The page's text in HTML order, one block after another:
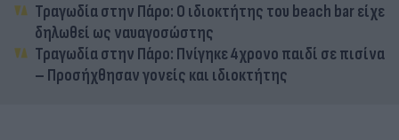
Τραγωδία στην Πάρο: Ο ιδιοκτήτης του beach bar είχε
δηλωθεί ως ναυαγοσώστης
Τραγωδία στην Πάρο: Πνίγηκε 4χρονο παιδί σε πισίνα
– Προσήχθησαν γονείς και ιδιοκτήτης